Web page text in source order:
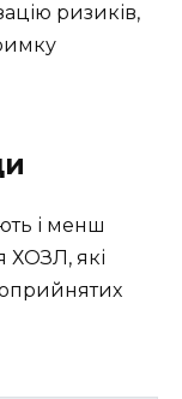
ризиків,
і менш
ХОЗЛ, які